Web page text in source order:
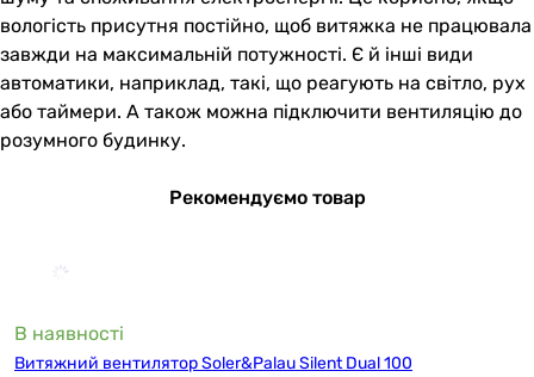
вологість присутня постійно, щоб витяжка не працювала
завжди на максимальній потужності. Є й інші види
автоматики, наприклад, такі, що реагують на світло, рух
або таймери. А також можна підключити вентиляцію до
розумного будинку.
Рекомендуємо товар
В наявності
Витяжний вентилятор Soler&Palau Silent Dual 100